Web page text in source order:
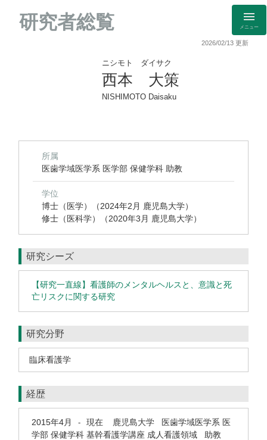
研究者総覧 メニュー
2026/02/13 更新
ニシモト ダイサク
西本 大策
NISHIMOTO Daisaku
所属
医歯学域医学系 医学部 保健学科 助教
学位
博士（医学）（2024年2月 鹿児島大学）
修士（医科学）（2020年3月 鹿児島大学）
研究シーズ
【研究一直線】看護師のメンタルヘルスと、意識と死
亡リスクに関する研究
研究分野
臨床看護学
経歴
2015年4月 - 現在 鹿児島大学 医歯学域医学系 医
学部 保健学科 基幹看護学講座 成人看護領域 助教